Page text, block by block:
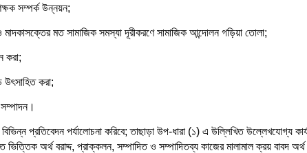
সম্পর্ক উন্নয়ন;
মাদকাসক্তের মত সামাজিক সমস্যা দূরীকরণে সামাজিক আন্দোলন গড়িয়া তোলা;
করা;
উৎসাহিত করা;
প্রতিবেদন পর্যালোচনা করিবে; তাছাড়া উপ-ধারা (১) এ উল্লিখিত উল্লেখযোগ্য
ভিত্তিক অর্থ বরাদ্দ, প্রাক্কলন, সম্পাদিত ও সম্পাদিতব্য কাজের মালামাল ক্রয় বাবদ অর্থ